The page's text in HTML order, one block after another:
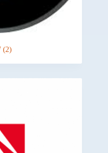
(2)